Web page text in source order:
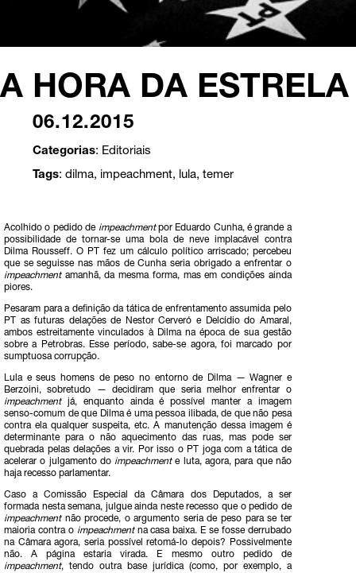
A HORA DA ESTRELA
06.12.2015
Categorias: Editoriais
Tags: dilma, impeachment, lula, temer
Acolhido o pedido de impeachmentpor Eduardo Cunha, é grande a
possibilidade de tornar-se uma bola de neve implacável contra
Dilma Rousseff. O PT fez um cálculo político arriscado; percebeu
que se seguisse nas mãos de Cunha seria obrigado a enfrentar o
impeachmentamanhã, da mesma forma, mas em condições ainda
piores.
Pesaram para a definição da tática de enfrentamento assumida pelo
PT as futuras delações de Nestor Cerveró e Delcídio do Amaral,
ambos estreitamente vinculados à Dilma na época de sua gestão
sobre a Petrobras. Esse período, sabe-se agora, foi marcado por
sumptuosa corrupção.
Lula e seus homens de peso no entorno de Dilma — Wagner e
Berzoini, sobretudo — decidiram que seria melhor enfrentar o
impeachmentjá, enquanto ainda é possível manter a imagem
senso-comum de que Dilma é uma pessoa ilibada, de que não pesa
contra ela qualquer suspeita, etc. A manutenção dessa imagem é
determinante para o não aquecimento das ruas, mas pode ser
quebrada pelas delações a vir. Por isso o PT joga com a tática de
acelerar o julgamento do impeachmente luta, agora, para que não
haja recesso parlamentar.
Caso a Comissão Especial da Câmara dos Deputados, a ser
formada nesta semana, julgue ainda neste recesso que o pedido de
impeachmentnão procede, o argumento seria de peso para se ter
maioria contra o impeachment na casa baixa. E se fosse derrubado
na Câmara agora, seria possível retomá-lo depois? Possivelmente
não. A página estaria virada. E mesmo outro pedido de
impeachment, tendo outra base jurídica (como, por exemplo, a